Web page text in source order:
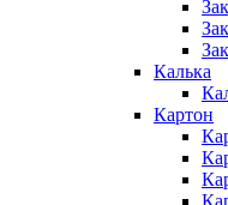
Калька
Картон